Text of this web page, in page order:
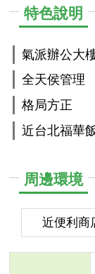
特色說明
氣派辦公大
全天侯管理
格局方正
近台北福華
周邊環境
近便利商